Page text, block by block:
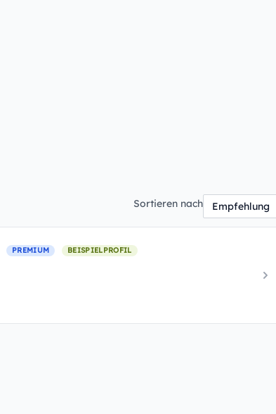
Sortieren nach
PREMIUM BEISPIELPROFIL